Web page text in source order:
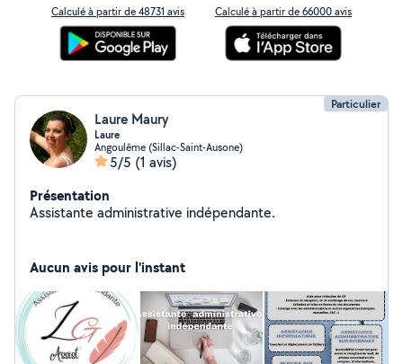
Calculé à partir de 48731 avis Calculé à partir de 66000 avis
Particulier
Laure Maury
Laure
Angoulême (Sillac-Saint-Ausone)
5/5 (1 avis)
Présentation
Assistante administrative indépendante.
Aucun avis pour l'instant